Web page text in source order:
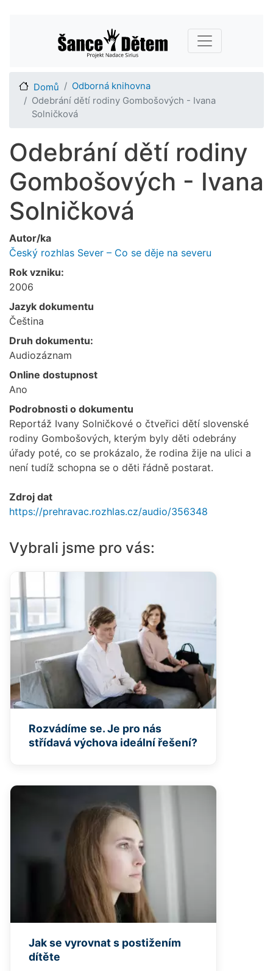
hlavnímu
obsahu
Main navigation
Domů
Odborná knihovna
Odebrání dětí rodiny Gombošových - Ivana
Solničková
Odebrání dětí rodiny
Gombošových - Ivana
Solničková
Autor/ka
Český rozhlas Sever – Co se děje na severu
Rok vzniku:
2006
Jazyk dokumentu
Čeština
Druh dokumentu:
Audiozáznam
Online dostupnost
Ano
Podrobnosti o dokumentu
Reportáž Ivany Solničkové o čtveřici dětí slovenské
rodiny Gombošových, kterým byly děti odebrány
úřady poté, co se prokázalo, že rodina žije na ulici a
není tudíž schopna se o děti řádně postarat.
Zdroj dat
https://prehravac.rozhlas.cz/audio/356348
Vybrali jsme pro vás:
Rozvádíme se. Je pro nás
střídavá výchova ideální řešení?
Jak se vyrovnat s postižením
dítěte